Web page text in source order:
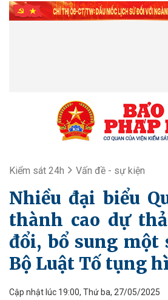
Kiểm sát 24h Vấn đề - sự kiện
Nhiều đại biểu
thành cao dự
đổi, bổ sung một
Bộ Luật Tố tụng
Cập nhật lúc 19:00, Thứ ba, 27/05/2025